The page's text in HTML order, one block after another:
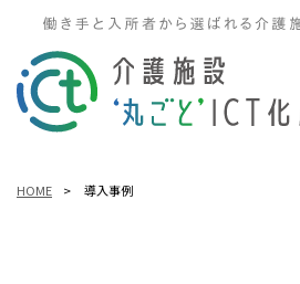
HOME > 導入事例